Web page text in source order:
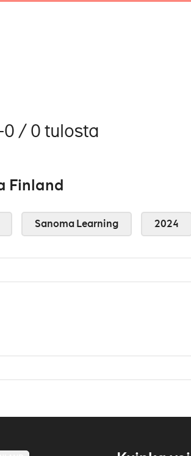
/ 0 tulosta
Finland
Sanoma Learning 2024